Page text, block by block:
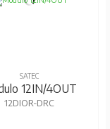
SATEC
12IN/4OUT
12DIOR-DRC